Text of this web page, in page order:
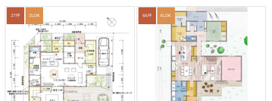
27坪 2LDK 66坪 5LDK